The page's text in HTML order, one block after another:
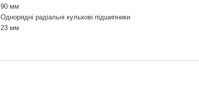
90 мм
Однорядні радіальні кулькові підшипники
23 мм